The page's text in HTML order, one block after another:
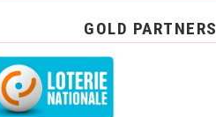
GOLD PARTNERS